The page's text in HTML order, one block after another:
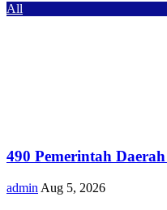
All
490 Pemerintah
admin Aug 5, 2026